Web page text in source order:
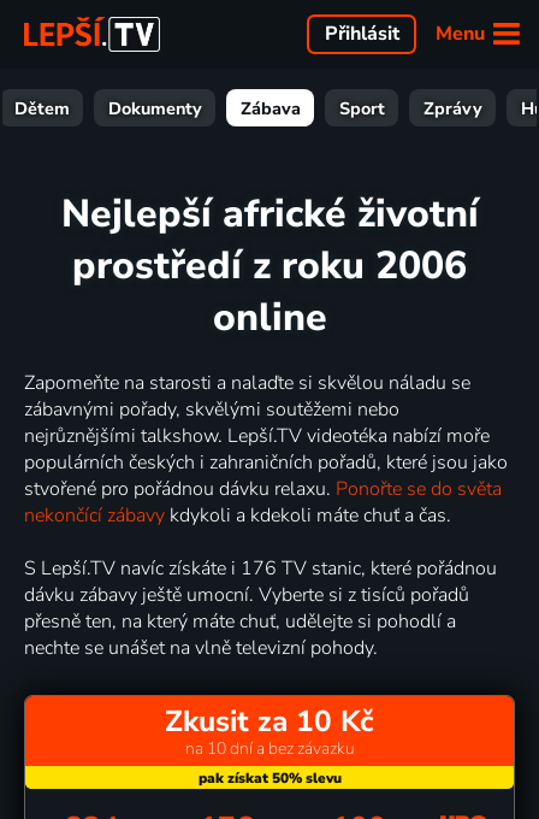
Menu
Přihlásit
Dětem Dokumenty Zábava Sport Zprávy
Nejlepší africké životní
prostředí z roku 2006
online
Zapomeňte na starosti a nalaďte si skvělou náladu se
zábavnými pořady, skvělými soutěžemi nebo
nejrůznějšími talkshow. Lepší.TV videotéka nabízí moře
populárních českých i zahraničních pořadů, které jsou jako
stvořené pro pořádnou dávku relaxu. Ponořte se do světa
nekončící zábavy kdykoli a kdekoli máte chuť a čas.
S Lepší.TV navíc získáte i 176 TV stanic, které pořádnou
dávku zábavy ještě umocní. Vyberte si z tisíců pořadů
přesně ten, na který máte chuť, udělejte si pohodlí a
nechte se unášet na vlně televizní pohody.
Zkusit za 10 Kč
na 10 dní a bez závazku